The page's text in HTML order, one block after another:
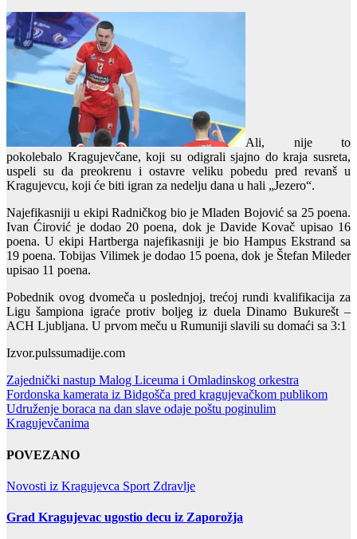
Ali, nije to
pokolebalo Kragujevčane, koji su odigrali sjajno do kraja susreta,
uspeli su da preokrenu i ostavre veliku pobedu pred revanš u
Kragujevcu, koji će biti igran za nedelju dana u hali „Jezero“.
Najefikasniji u ekipi Radničkog bio je Mladen Bojović sa 25 poena.
Ivan Ćirović je dodao 20 poena, dok je Davide Kovač upisao 16
poena. U ekipi Hartberga najefikasniji je bio Hampus Ekstrand sa
19 poena. Tobijas Vilimek je dodao 15 poena, dok je Štefan Mileder
upisao 11 poena.
Pobednik ovog dvomeča u poslednjoj, trećoj rundi kvalifikacija za
Ligu šampiona igraće protiv boljeg iz duela Dinamo Bukurešt –
ACH Ljubljana. U prvom meču u Rumuniji slavili su domaći sa 3:1
Izvor.pulssumadije.com
Post
navigation
Zajednički nastup Malog Liceuma i Omladinskog orkestra
Fordonska kamerata iz Bidgošča pred kragujevačkom publikom
Udruženje boraca na dan slave odaje poštu poginulim
Kragujevčanima
POVEZANO
Novosti iz Kragujevca Sport Zdravlje
Grad Kragujevac ugostio decu iz Zaporožja